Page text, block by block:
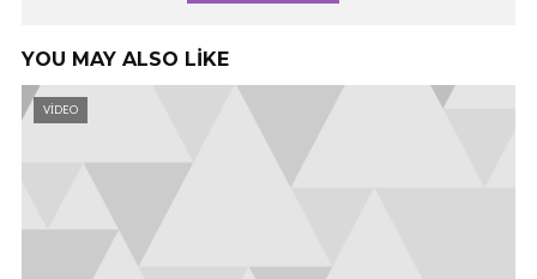
YOU MAY ALSO LIKE
VIDEO